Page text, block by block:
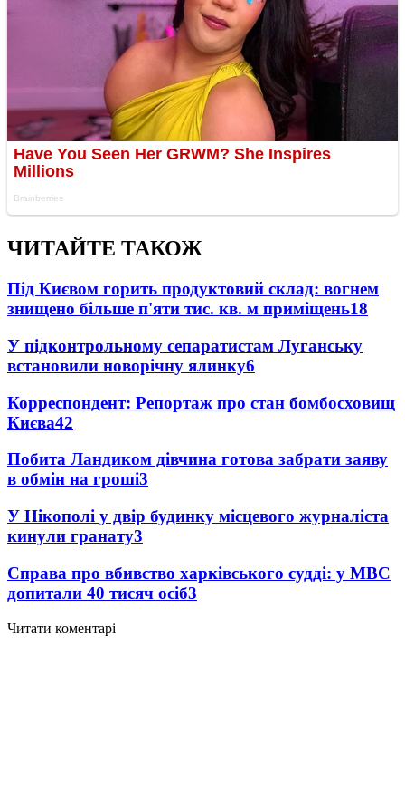
ЧИТАЙТЕ ТАКОЖ
Під Києвом горить продуктовий склад: вогнем
знищено більше п'яти тис. кв. м приміщень18
У підконтрольному сепаратистам Луганську
встановили новорічну ялинку6
Корреспондент: Репортаж про стан бомбосховищ
Києва42
Побита Ландиком дівчина готова забрати заяву
в обмін на гроші3
У Нікополі у двір будинку місцевого журналіста
кинули гранату3
Справа про вбивство харківського судді: у МВС
допитали 40 тисяч осіб3
Читати коментарі